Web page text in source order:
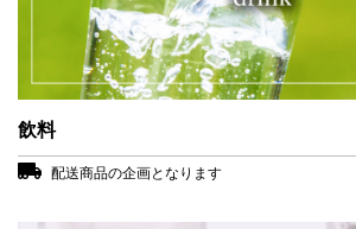
飲料
配送商品の企画となります